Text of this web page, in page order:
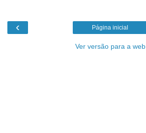
‹ Página inicial
Ver versão para a web